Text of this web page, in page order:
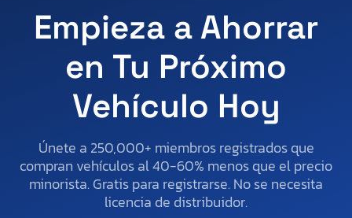
Empieza a Ahorrar
en Tu Próximo
Vehículo Hoy
Únete a 250,000+ miembros registrados que
compran vehículos al 40-60% menos que el precio
minorista. Gratis para registrarse. No se necesita
licencia de distribuidor.